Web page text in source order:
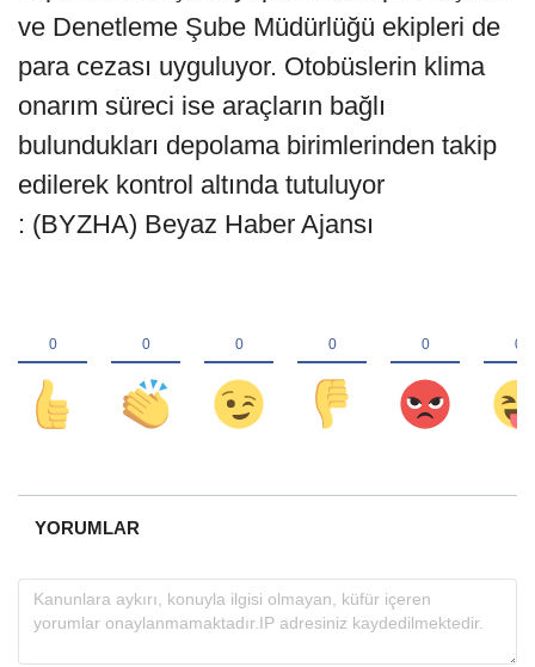
ve Denetleme Şube Müdürlüğü ekipleri de
para cezası uyguluyor. Otobüslerin klima
onarım süreci ise araçların bağlı
bulundukları depolama birimlerinden takip
edilerek kontrol altında tutuluyor
: (BYZHA) Beyaz Haber Ajansı
YORUMLAR